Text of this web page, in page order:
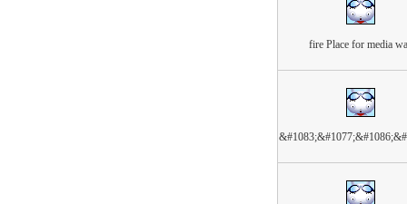
fire Place for media